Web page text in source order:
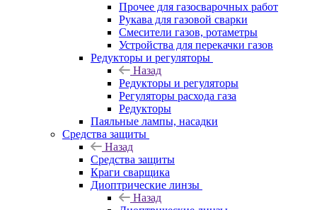
Прочее для газосварочных работ
Рукава для газовой сварки
Смесители газов, ротаметры
Устройства для перекачки газов
Редукторы и регуляторы
Назад
Редукторы и регуляторы
Регуляторы расхода газа
Редукторы
Паяльные лампы, насадки
Средства защиты
Назад
Средства защиты
Краги сварщика
Диоптрические линзы
Назад